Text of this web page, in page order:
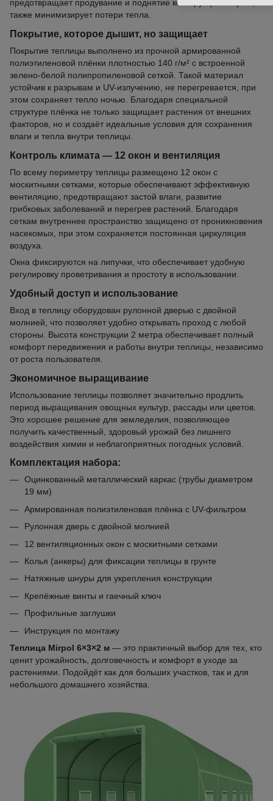
предотвращает продувание и поднятие конструкции ветром, а
также минимизирует потери тепла.
Покрытие, которое дышит, но защищает
Покрытие теплицы выполнено из прочной армированной
полиэтиленовой плёнки плотностью 140 г/м² с встроенной
зелено-белой полипропиленовой сеткой. Такой материал
устойчив к разрывам и UV-излучению, не перегревается, при
этом сохраняет тепло ночью. Благодаря специальной
структуре плёнка не только защищает растения от внешних
факторов, но и создаёт идеальные условия для сохранения
влаги и тепла внутри теплицы.
Контроль климата — 12 окон и вентиляция
По всему периметру теплицы размещено 12 окон с
москитными сетками, которые обеспечивают эффективную
вентиляцию, предотвращают застой влаги, развитие
грибковых заболеваний и перегрев растений. Благодаря
сеткам внутреннее пространство защищено от проникновения
насекомых, при этом сохраняется постоянная циркуляция
воздуха.
Окна фиксируются на липучки, что обеспечивает удобную
регулировку проветривания и простоту в использовании.
Удобный доступ и использование
Вход в теплицу оборудован рулонной дверью с двойной
молнией, что позволяет удобно открывать проход с любой
стороны. Высота конструкции 2 метра обеспечивает полный
комфорт передвижения и работы внутри теплицы, независимо
от роста пользователя.
Экономичное выращивание
Использование теплицы позволяет значительно продлить
период выращивания овощных культур, рассады или цветов.
Это хорошее решение для земледелия, позволяющее
получить качественный, здоровый урожай без лишнего
воздействия химии и неблагоприятных погодных условий.
Комплектация набора:
Оцинкованный металлический каркас (трубы диаметром
19 мм)
Армированная полиэтиленовая плёнка с UV-фильтром
Рулонная дверь с двойной молнией
12 вентиляционных окон с москитными сетками
Колья (анкеры) для фиксации теплицы в грунте
Натяжные шнуры для укрепления конструкции
Крепёжные винты и гаечный ключ
Профильные заглушки
Инструкция по монтажу
Теплица Mirpol 6×3×2 м — это практичный выбор для тех, кто
ценит урожайность, долговечность и комфорт в уходе за
растениями. Подойдёт как для больших участков, так и для
небольшого домашнего хозяйства.